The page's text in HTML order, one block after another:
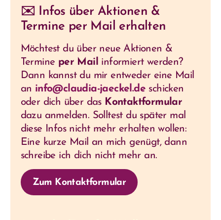
✉️ Infos über Aktionen &
Termine per Mail erhalten
Möchtest du über neue Aktionen &
Termine per Mail
informiert werden?
Dann kannst du mir entweder eine Mail
an info@claudia-jaeckel.de schicken
oder dich über das Kontaktformular
dazu anmelden. Solltest du später mal
diese Infos nicht mehr erhalten wollen:
Eine kurze Mail an mich genügt, dann
schreibe ich dich nicht mehr an.
Zum Kontaktformular